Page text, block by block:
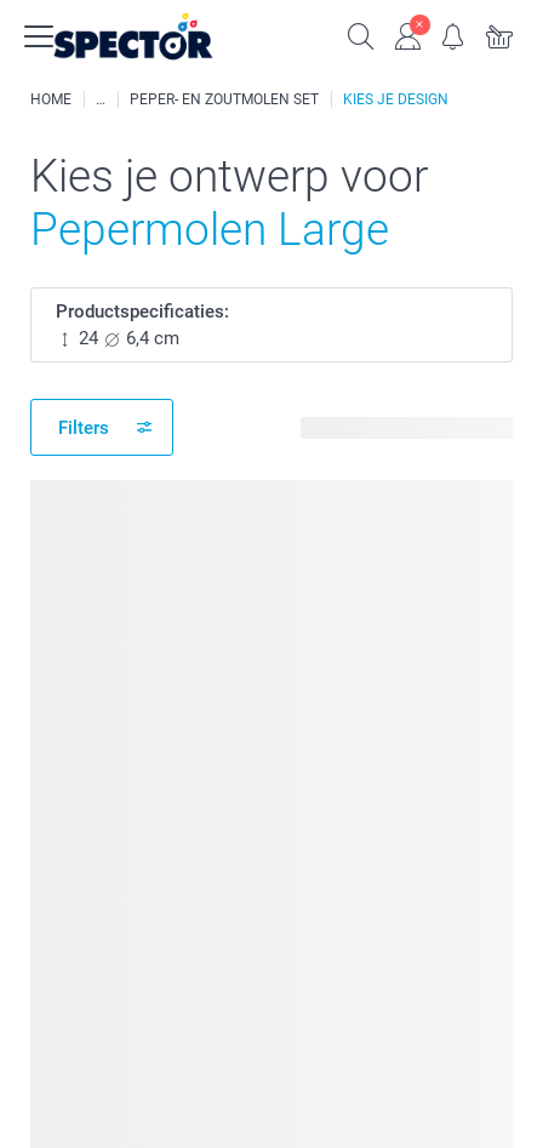
HOME PEPER- EN ZOUTMOLEN SET KIES JE DESIGN
Kies je ontwerp voor
Pepermolen Large
Productspecificaties:
24
6,4 cm
Filters